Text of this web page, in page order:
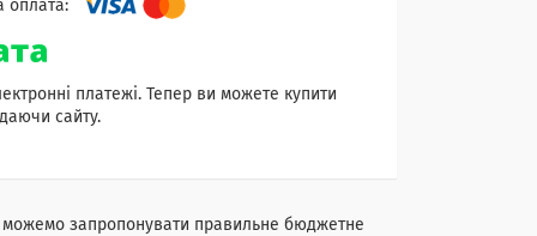
платежі. Тепер ви можете купити
сайту.
можемо запропонувати правильне бюджетне